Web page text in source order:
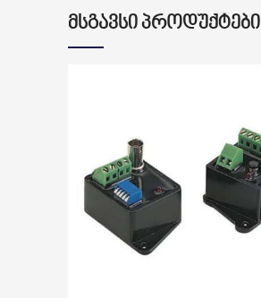
ᲛᲡᲒᲐᲕᲡᲘ ᲞᲠᲝᲓᲣᲥᲢᲔᲑᲘ